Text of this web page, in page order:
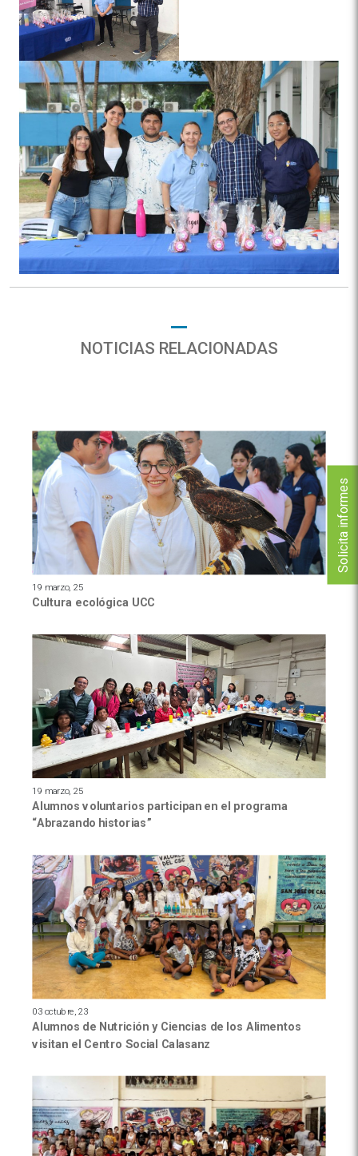
Solicita informes
NOTICIAS RELACIONADAS
19 marzo, 25
Cultura ecológica UCC
19 marzo, 25
Alumnos voluntarios participan en el programa
“Abrazando historias”
03 octubre, 23
Alumnos de Nutrición y Ciencias de los Alimentos
visitan el Centro Social Calasanz